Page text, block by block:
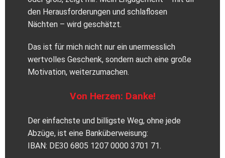
den Herausforderungen und schlaflosen
Nächten – wird geschätzt.
Das ist für mich nicht nur ein unermesslich
wertvolles Geschenk, sondern auch eine große
Motivation, weiterzumachen.
Von Herzen: Danke!
Der einfachste und billigste Weg, ohne jede
Abzüge, ist eine Banküberweisung:
IBAN: DE30 6805 1207 0000 3701 71.